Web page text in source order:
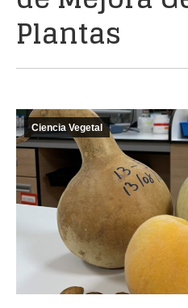
Plantas
Ciencia Vegetal